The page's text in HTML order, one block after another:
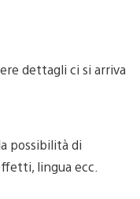
dettagli ci si arriva
possibilità di
lingua ecc.